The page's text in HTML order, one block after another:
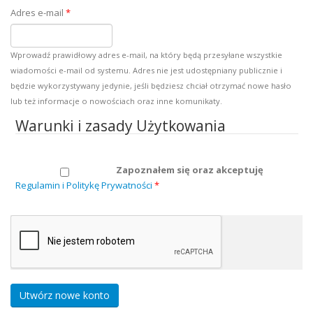
Adres e-mail *
Wprowadź prawidłowy adres e-mail, na który będą przesyłane wszystkie
wiadomości e-mail od systemu. Adres nie jest udostępniany publicznie i
będzie wykorzystywany jedynie, jeśli będziesz chciał otrzymać nowe hasło
lub też informacje o nowościach oraz inne komunikaty.
Warunki i zasady Użytkowania
Zapoznałem się oraz akceptuję
Regulamin i Politykę Prywatności *